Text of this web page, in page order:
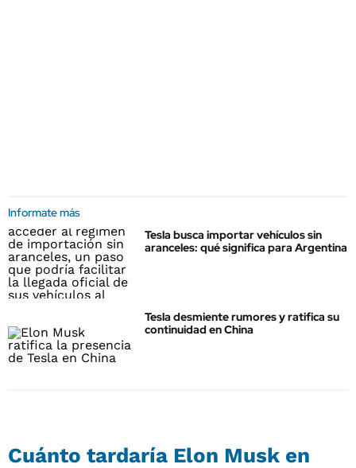
Informate más
Tesla busca importar vehículos sin
aranceles: qué significa para Argentina
Tesla desmiente rumores y ratifica su
continuidad en China
Cuánto tardaría Elon Musk en